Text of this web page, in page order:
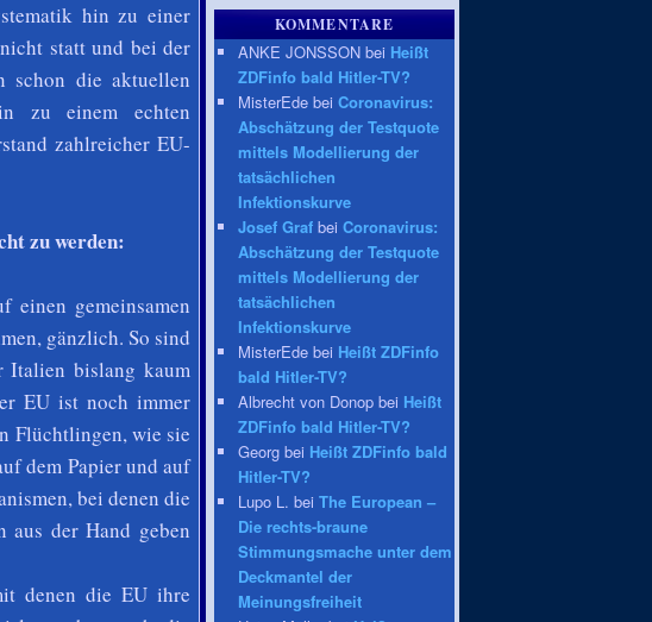
hin zu einer
statt und bei der
schon die aktuellen
zu einem echten
zahlreicher EU-
zu werden:
einen gemeinsamen
gänzlich. So sind
Italien bislang kaum
EU ist noch immer
Flüchtlingen, wie sie
dem Papier und auf
bei denen die
aus der Hand geben
denen die EU ihre
KOMMENTARE
ANKE JONSSON bei Heißt
ZDFinfo bald Hitler-TV?
MisterEde bei Coronavirus:
Abschätzung der Testquote
mittels Modellierung der
tatsächlichen
Infektionskurve
Josef Graf bei Coronavirus:
Abschätzung der Testquote
mittels Modellierung der
tatsächlichen
Infektionskurve
MisterEde bei Heißt ZDFinfo
bald Hitler-TV?
Albrecht von Donop bei Heißt
ZDFinfo bald Hitler-TV?
Georg bei Heißt ZDFinfo bald
Hitler-TV?
Lupo L. bei The European –
Die rechts-braune
Stimmungsmache unter dem
Deckmantel der
Meinungsfreiheit